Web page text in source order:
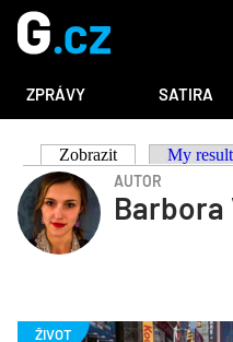
ZPRÁVY SATIRA
Hlavní
záložky
Zobrazit (aktivní záložka)
My
AUTOR
Barbora